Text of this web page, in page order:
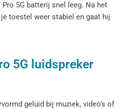
5G batterij snel leeg. Na het
toestel weer stabiel en gaat hij
5G luidspreker
geluid bij muziek, video’s of